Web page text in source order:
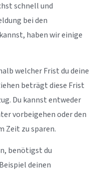
schnell und
bei den
haben wir einige
welcher Frist du deine
beträgt diese Frist
Du kannst entweder
vorbeigehen oder den
Zeit zu sparen.
benötigst du
deinen